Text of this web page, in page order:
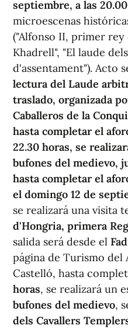
septiembre, a las
microescenas
("Alfonso II, primer
Khadrell", "El laude
d'assentament"). Acto
lectura del Laude
traslado, organizada
Caballeros de la
hasta completar el
22.30 horas, se
bufones del medievo,
hasta completar el
el domingo 12 de
se realizará una visita
d'Hongria, primera
salida será desde el
página de Turismo del
Castelló, hasta
horas, se realizará un
bufones del medievo,
dels Cavallers